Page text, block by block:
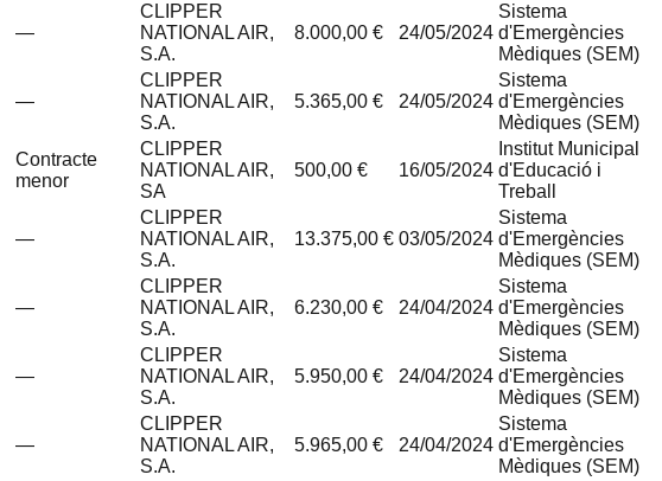
—
CLIPPER
NATIONAL AIR,
S.A.
8.000,00 € 24/05/2024
Sistema
d'Emergències
Mèdiques (SEM)
—
CLIPPER
NATIONAL AIR,
S.A.
5.365,00 € 24/05/2024
Sistema
d'Emergències
Mèdiques (SEM)
Contracte
menor
CLIPPER
NATIONAL AIR,
SA
500,00 € 16/05/2024
Institut Municipal
d'Educació i
Treball
—
CLIPPER
NATIONAL AIR,
S.A.
13.375,00 € 03/05/2024
Sistema
d'Emergències
Mèdiques (SEM)
—
CLIPPER
NATIONAL AIR,
S.A.
6.230,00 € 24/04/2024
Sistema
d'Emergències
Mèdiques (SEM)
—
CLIPPER
NATIONAL AIR,
S.A.
5.950,00 € 24/04/2024
Sistema
d'Emergències
Mèdiques (SEM)
—
CLIPPER
NATIONAL AIR,
S.A.
5.965,00 € 24/04/2024
Sistema
d'Emergències
Mèdiques (SEM)